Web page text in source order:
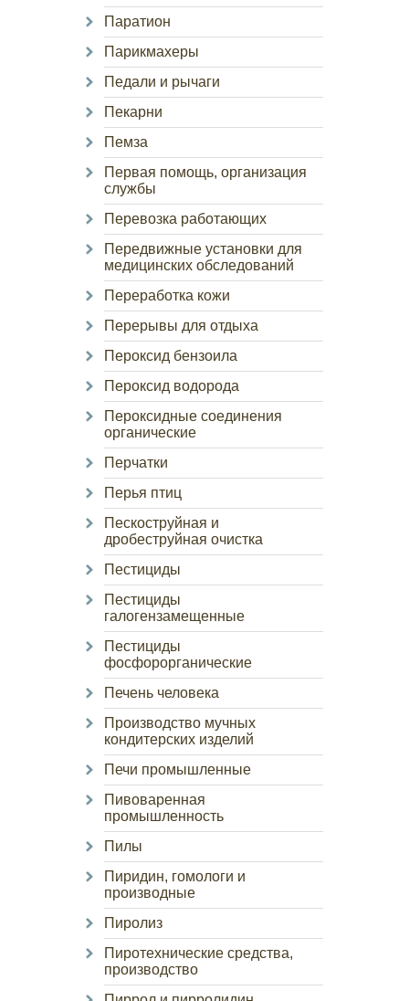
Паратион
Парикмахеры
Педали и рычаги
Пекарни
Пемза
Первая помощь, организация
службы
Перевозка работающих
Передвижные установки для
медицинских обследований
Переработка кожи
Перерывы для отдыха
Пероксид бензоила
Пероксид водорода
Пероксидные соединения
органические
Перчатки
Перья птиц
Пескоструйная и
дробеструйная очистка
Пестициды
Пестициды
галогензамещенные
Пестициды
фосфорорганические
Печень человека
Производство мучных
кондитерских изделий
Печи промышленные
Пивоваренная
промышленность
Пилы
Пиридин, гомологи и
производные
Пиролиз
Пиротехнические средства,
производство